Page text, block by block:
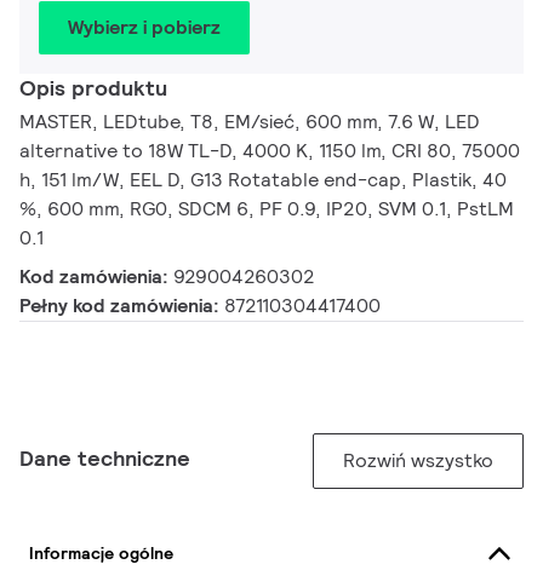
Wybierz i pobierz
Opis produktu
MASTER, LEDtube, T8, EM/sieć, 600 mm, 7.6 W, LED
alternative to 18W TL-D, 4000 K, 1150 lm, CRI 80, 75000
h, 151 lm/W, EEL D, G13 Rotatable end-cap, Plastik, 40
%, 600 mm, RG0, SDCM 6, PF 0.9, IP20, SVM 0.1, PstLM
0.1
Kod zamówienia: 929004260302
Pełny kod zamówienia: 872110304417400
Dane techniczne Rozwiń wszystko
Informacje ogólne